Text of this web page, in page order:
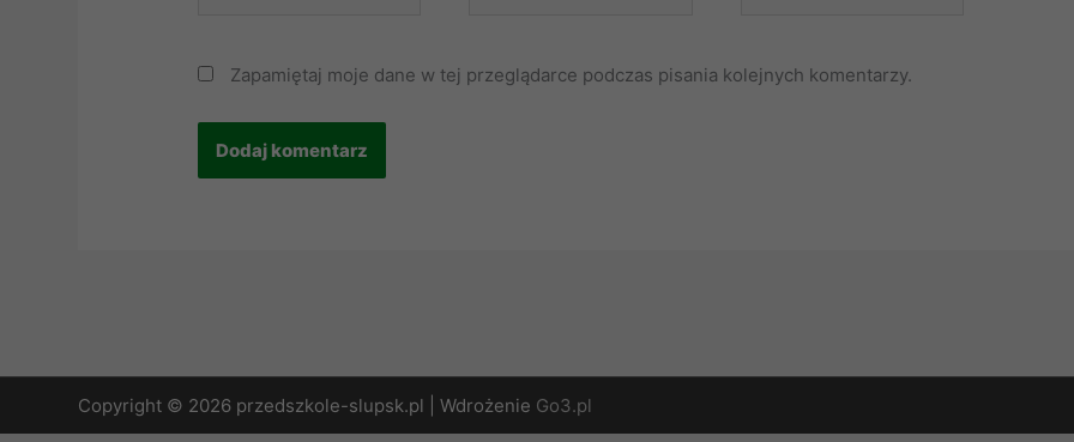
Zapamiętaj moje dane w tej przeglądarce podczas pisania kolejnych komentarzy.
Copyright © 2026 przedszkole-slupsk.pl | Wdrożenie Go3.pl